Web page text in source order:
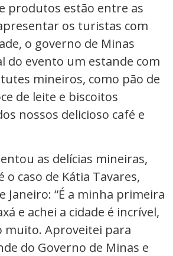
produtos estão entre as
os turistas com
o governo de Minas
do evento um estande com
mineiros, como pão de
de leite e biscoitos
nossos delicioso café e
as delícias mineiras,
o caso de Kátia Tavares,
Janeiro: “É a minha primeira
e achei a cidade é incrível,
muito. Aproveitei para
do Governo de Minas e